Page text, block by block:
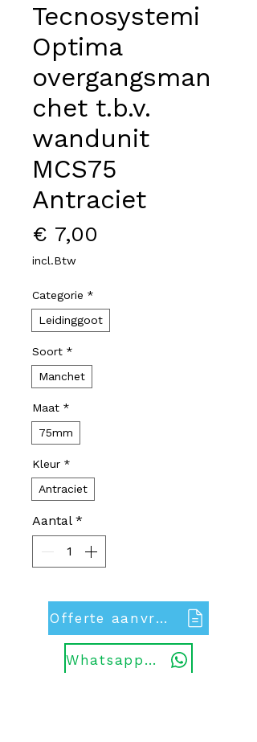
Tecnosystemi
Optima
overgangsman
chet t.b.v.
wandunit
MCS75
Antraciet
€ 7,00
incl.Btw
Categorie *
Leidinggoot
Soort *
Manchet
Maat *
75mm
Kleur *
Antraciet
Aantal *
Offerte aanvragen
Whatsapp ons